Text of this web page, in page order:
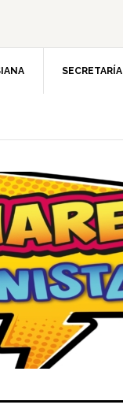
SECRETARÍA